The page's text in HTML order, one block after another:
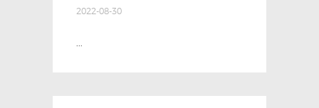
2022-08-30